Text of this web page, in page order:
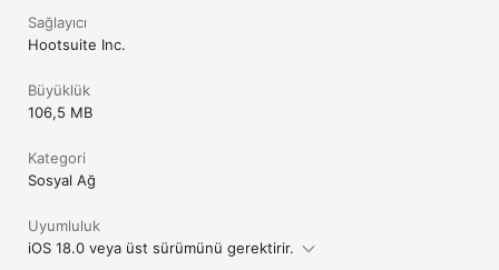
Sağlayıcı
Hootsuite Inc.
Büyüklük
106,5 MB
Kategori
Sosyal Ağ
Uyumluluk
iOS 18.0 veya üst sürümünü gerektirir.